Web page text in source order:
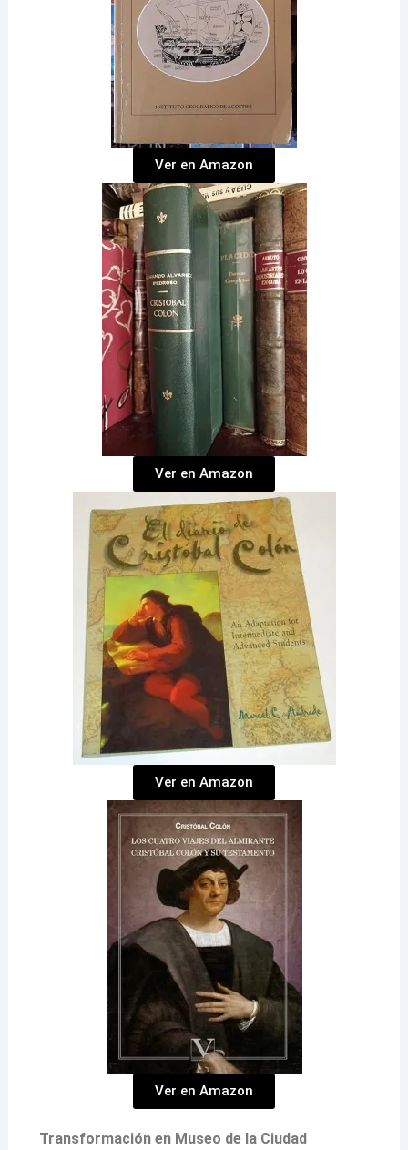
Ver en Amazon
Ver en Amazon
Ver en Amazon
Ver en Amazon
Transformación en Museo de la Ciudad